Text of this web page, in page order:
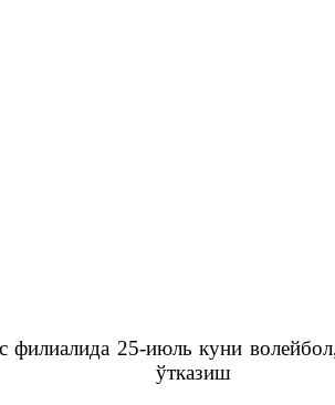
филиалида 25-июль куни